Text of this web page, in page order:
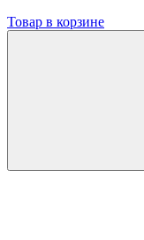
Товар в корзине